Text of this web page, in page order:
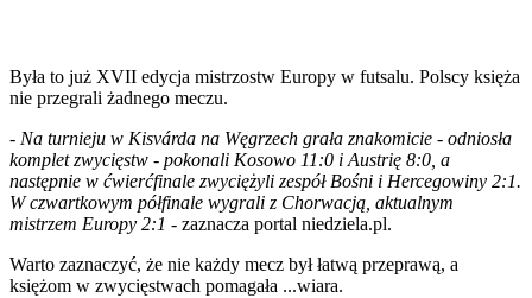
Była to już XVII edycja mistrzostw Europy w futsalu. Polscy księża
nie przegrali żadnego meczu.
- Na turnieju w Kisvárda na Węgrzech grała znakomicie - odniosła
komplet zwycięstw - pokonali Kosowo 11:0 i Austrię 8:0, a
następnie w ćwierćfinale zwyciężyli zespół Bośni i Hercegowiny 2:1.
W czwartkowym półfinale wygrali z Chorwacją, aktualnym
mistrzem Europy 2:1 - zaznacza portal niedziela.pl.
Warto zaznaczyć, że nie każdy mecz był łatwą przeprawą, a
księżom w zwycięstwach pomagała ...wiara.